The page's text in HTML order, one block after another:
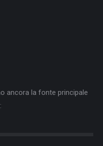
ancora la fonte principale